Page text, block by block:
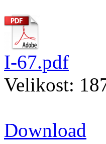
I-67.pdf
Velikost:
Download